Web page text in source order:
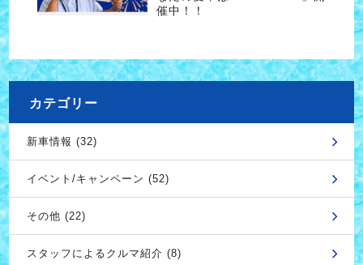
催中！！
カテゴリー
新車情報 (32)
イベント/キャンペーン (52)
その他 (22)
スタッフによるクルマ紹介 (8)